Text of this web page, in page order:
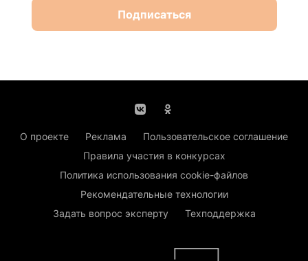
Подписаться
О проекте Реклама
Пользовательское соглашение
Правила участия в конкурсах
Политика использования cookie-файлов
Рекомендательные технологии
Задать вопрос эксперту
Техподдержка